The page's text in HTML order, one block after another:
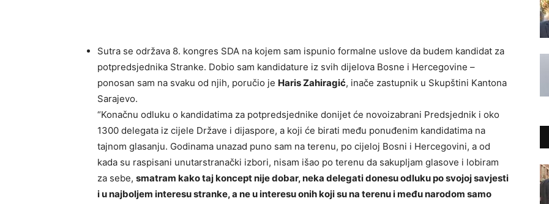
Sutra se održava 8. kongres SDA na kojem sam ispunio formalne uslove da budem kandidat za
potpredsjednika Stranke. Dobio sam kandidature iz svih dijelova Bosne i Hercegovine –
ponosan sam na svaku od njih, poručio je Haris Zahiragić, inače zastupnik u Skupštini Kantona
Sarajevo.
“Konačnu odluku o kandidatima za potpredsjednike donijet će novoizabrani Predsjednik i oko
1300 delegata iz cijele Države i dijaspore, a koji će birati među ponuđenim kandidatima na
tajnom glasanju. Godinama unazad puno sam na terenu, po cijeloj Bosni i Hercegovini, a od
kada su raspisani unutarstranački izbori, nisam išao po terenu da sakupljam glasove i lobiram
za sebe, smatram kako taj koncept nije dobar, neka delegati donesu odluku po svojoj savjesti
i u najboljem interesu stranke, a ne u interesu onih koji su na terenu i među narodom samo